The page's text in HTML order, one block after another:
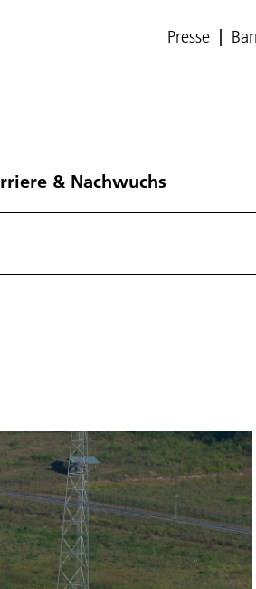
Presse
& Nachwuchs